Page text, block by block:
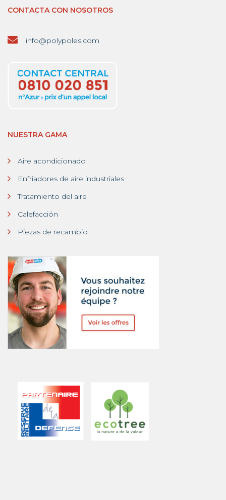
CONTACTA CON NOSOTROS
info@polypoles.com
NUESTRA GAMA
Aire acondicionado
Enfriadores de aire industriales
Tratamiento del aire
Calefacción
Piezas de recambio